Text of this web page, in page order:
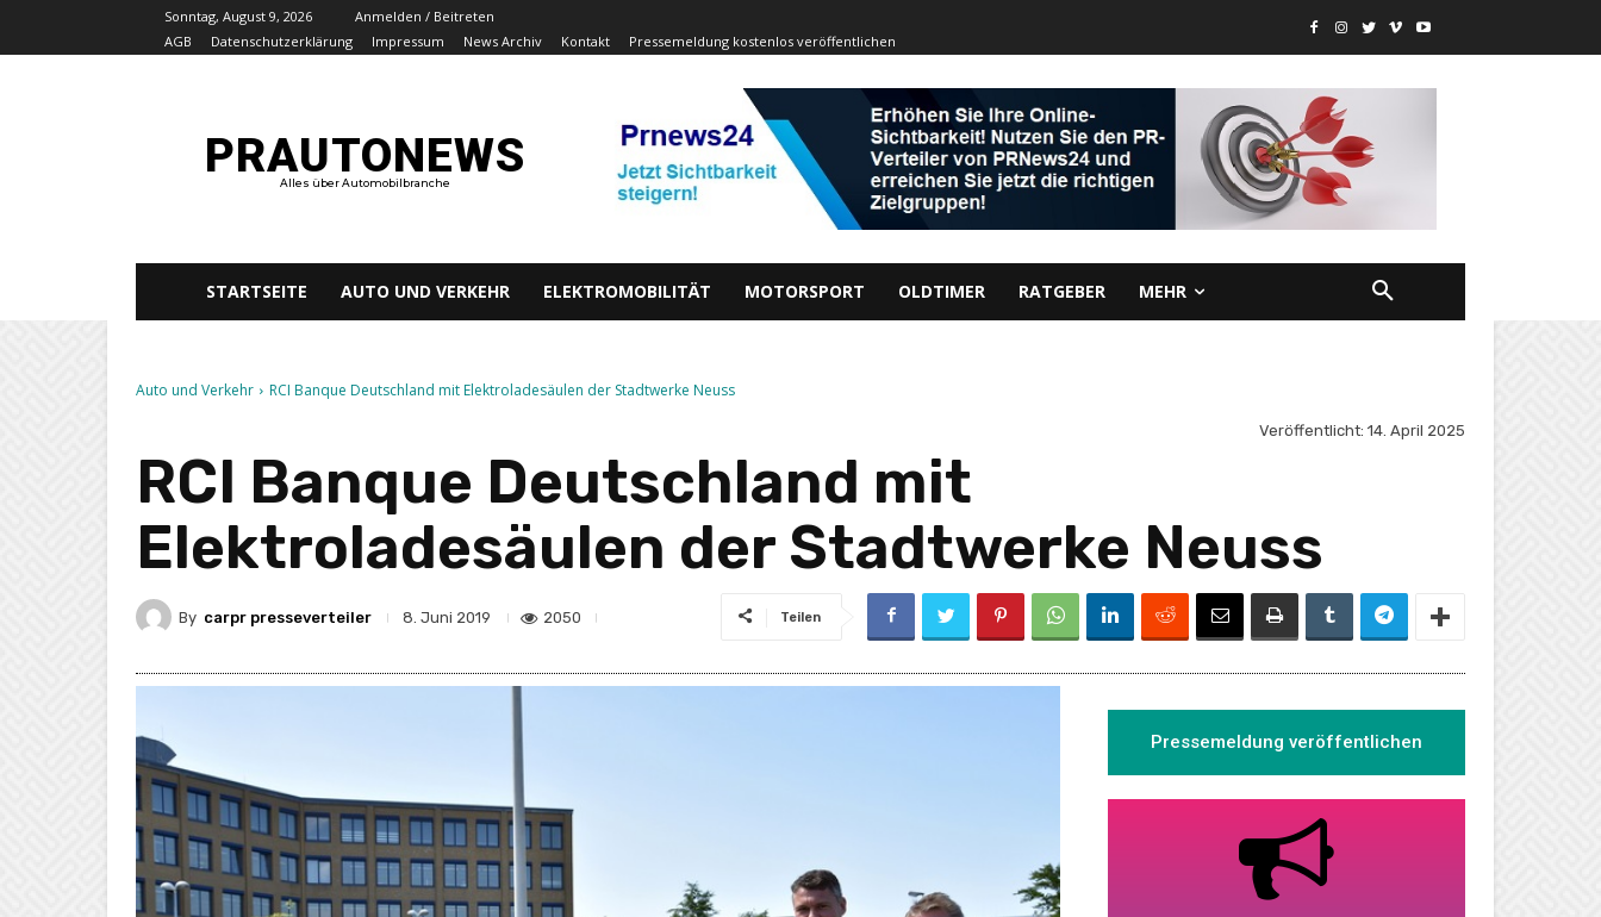
Sonntag, August 9, 2026
Anmelden / Beitreten
AGB
Datenschutzerklärung Impressum News Archiv Kontakt Pressemeldung kostenlos veröffentlichen
PRAUTONEWS
Alles über Automobilbranche
STARTSEITE AUTO UND VERKEHR ELEKTROMOBILITÄT MOTORSPORT OLDTIMER RATGEBER MEHR
Auto und Verkehr RCI Banque Deutschland mit Elektroladesäulen der Stadtwerke Neuss
Veröffentlicht: 14. April 2025
RCI Banque Deutschland mit
Elektroladesäulen der Stadtwerke Neuss
By carpr presseverteiler 8. Juni 2019 2050 Teilen
Pressemeldung veröffentlichen